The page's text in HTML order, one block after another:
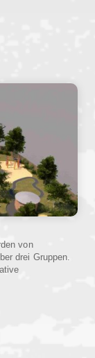
von
drei Gruppen.